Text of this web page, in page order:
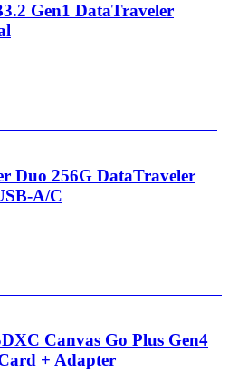
Gen1 DataTraveler
Duo 256G DataTraveler
A/C
Canvas Go Plus Gen4
+ Adapter